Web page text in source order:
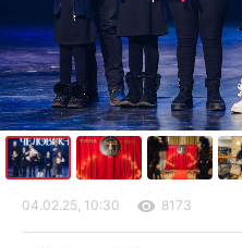
04.02.25, 10:30 8173